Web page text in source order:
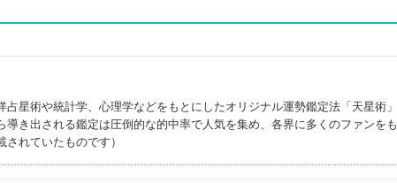
星術や統計学、心理学などをもとにしたオリジナル運勢鑑定法「天星術」
き出される鑑定は圧倒的な的中率で人気を集め、各界に多くのファンをも
れていたものです）